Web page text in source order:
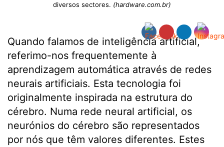
diversos sectores. (hardware.com.br)
Quando falamos de inteligência artificial,
referimo-nos frequentemente à
aprendizagem automática através de redes
neurais artificiais. Esta tecnologia foi
originalmente inspirada na estrutura do
cérebro. Numa rede neural artificial, os
neurónios do cérebro são representados
por nós que têm valores diferentes. Estes